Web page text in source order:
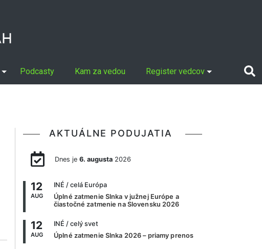
Podcasty Kam za vedou Register vedcov
AKTUÁLNE PODUJATIA
Dnes je 6. augusta2026
12
AUG
INÉ / celá Európa
Úplné zatmenie Slnka v južnej Európe a
čiastočné zatmenie na Slovensku 2026
12
AUG
INÉ / celý svet
Úplné zatmenie Slnka 2026 – priamy prenos